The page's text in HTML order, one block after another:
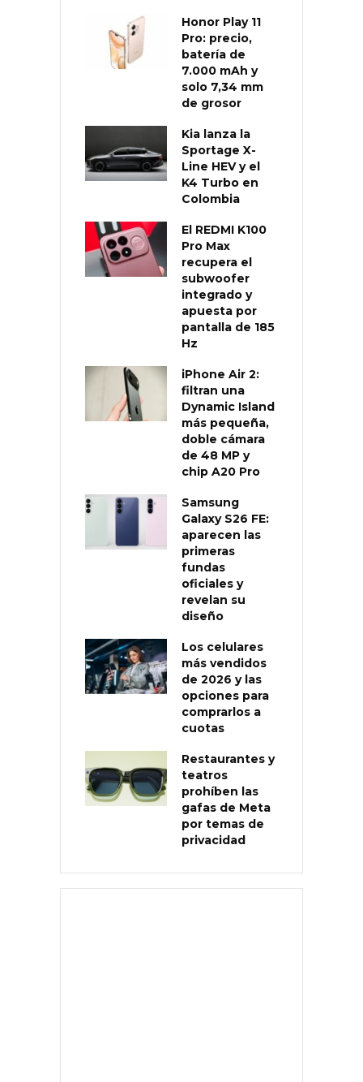
Honor Play 11
Pro: precio,
batería de
7.000 mAh y
solo 7,34 mm
de grosor
Kia lanza la
Sportage X-
Line HEV y el
K4 Turbo en
Colombia
El REDMI K100
Pro Max
recupera el
subwoofer
integrado y
apuesta por
pantalla de 185
Hz
iPhone Air 2:
filtran una
Dynamic Island
más pequeña,
doble cámara
de 48 MP y
chip A20 Pro
Samsung
Galaxy S26 FE:
aparecen las
primeras
fundas
oficiales y
revelan su
diseño
Los celulares
más vendidos
de 2026 y las
opciones para
comprarlos a
cuotas
Restaurantes y
teatros
prohíben las
gafas de Meta
por temas de
privacidad